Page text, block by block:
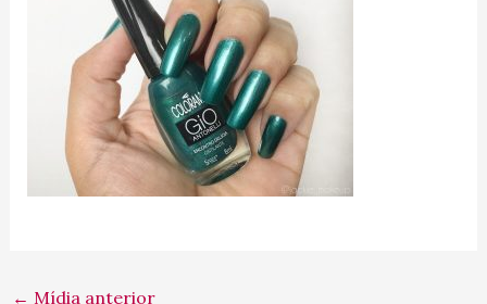
← Mídia anterior